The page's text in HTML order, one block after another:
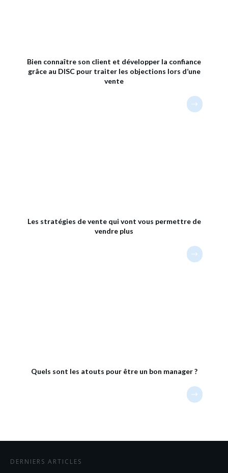
Bien connaître son client et développer la confiance
grâce au DISC pour traiter les objections lors d’une
vente
Les stratégies de vente qui vont vous permettre de
vendre plus
Quels sont les atouts pour être un bon manager ?
DERNIERS ARTICLES